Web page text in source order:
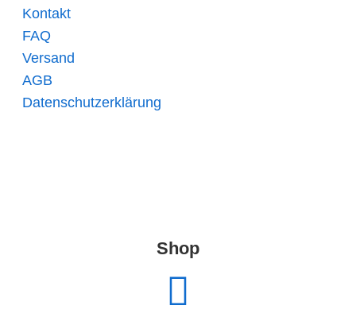
Kontakt
FAQ
Versand
AGB
Datenschutzerklärung
Shop